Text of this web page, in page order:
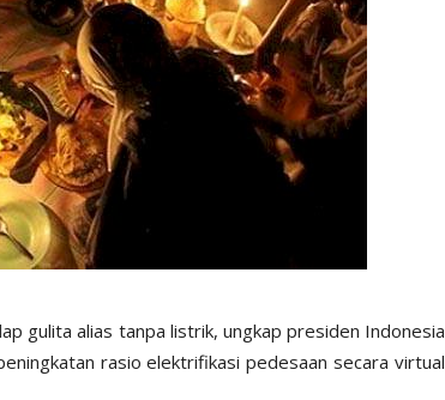
gulita alias tanpa listrik, ungkap presiden Indonesia
rasio elektrifikasi pedesaan secara virtual